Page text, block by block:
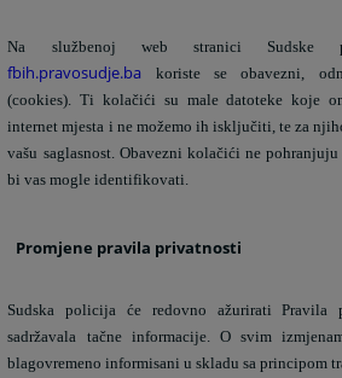
Na službenoj web stranici
fbih.pravosudje.ba koriste se obavezni,
(cookies). Ti kolačići su male datoteke koje
internet mjesta i ne možemo ih isključiti, te za
vašu saglasnost. Obavezni kolačići ne
bi vas mogle identifikovati.
Promjene pravila privatnosti
Sudska policija će redovno ažurirati Pravila
sadržavala tačne informacije. O svim
blagovremeno informisani u skladu sa principom